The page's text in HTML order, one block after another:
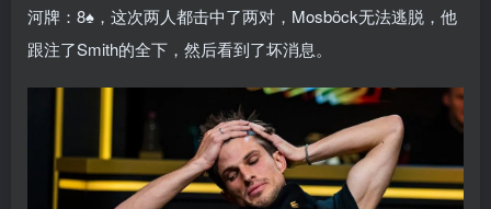
河牌：8♠，这次两人都击中了两对，Mosböck无法逃脱，他
跟注了Smith的全下，然后看到了坏消息。